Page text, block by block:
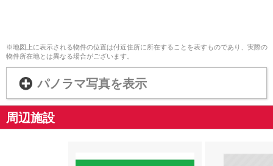
※地図上に表示される物件の位置は付近住所に所在することを表すものであり、実際の
物件所在地とは異なる場合がございます。
パノラマ写真を表示
周辺施設